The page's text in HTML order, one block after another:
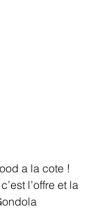
a la cote !
l’offre et la